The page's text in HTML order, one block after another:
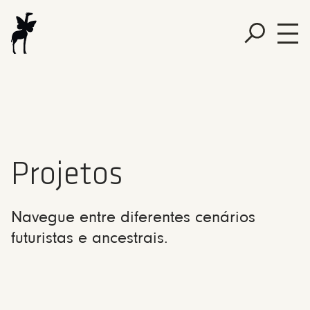
Projetos
Navegue entre diferentes cenários
futuristas e ancestrais.